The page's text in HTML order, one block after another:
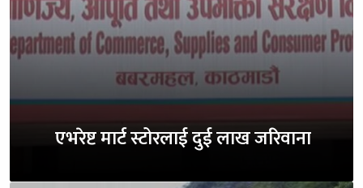
एभरेष्ट मार्ट स्टोरलाई दुई लाख जरिवाना